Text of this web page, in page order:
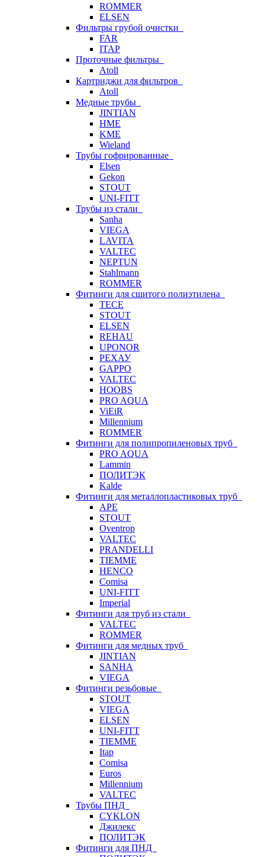
ROMMER
ELSEN
Фильтры грубой очистки
FAR
ITAP
Проточные фильтры
Atoll
Картриджи для фильтров
Atoll
Медные трубы
JINTIAN
HME
KME
Wieland
Трубы гофрированные
Elsen
Gekon
STOUT
UNI-FITT
Трубы из стали
Sanha
VIEGA
LAVITA
VALTEC
NEPTUN
Stahlmann
ROMMER
Фитинги для сшитого полиэтилена
TECE
STOUT
ELSEN
REHAU
UPONOR
РЕХАУ
GAPPO
VALTEC
HOOBS
PRO AQUA
ViEiR
Millennium
ROMMER
Фитинги для полипропиленовых труб
PRO AQUA
Lammin
ПОЛИТЭК
Kalde
Фитинги для металлопластиковых труб
APE
STOUT
Oventrop
VALTEC
PRANDELLI
TIEMME
HENCO
Comisa
UNI-FITT
Imperial
Фитинги для труб из стали
VALTEC
ROMMER
Фитинги для медных труб
JINTIAN
SANHA
VIEGA
Фитинги резьбовые
STOUT
VIEGA
ELSEN
UNI-FITT
TIEMME
Itap
Comisa
Euros
Millennium
VALTEC
Трубы ПНД
CYKLON
Джилекс
ПОЛИТЭК
Фитинги для ПНД